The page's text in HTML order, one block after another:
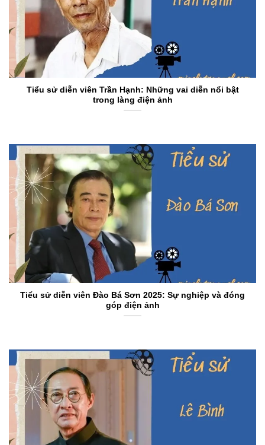
Tiểu sử diễn viên Trần Hạnh: Những vai diễn nổi bật
trong làng điện ảnh
Tiểu sử diễn viên Đào Bá Sơn 2025: Sự nghiệp và đóng
góp điện ảnh